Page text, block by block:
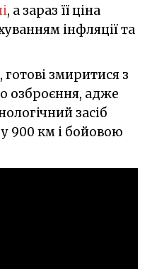
, а зараз її ціна
інфляції та
змиритися з
озброєння, адже
засіб
900 км і бойовою